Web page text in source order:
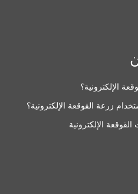
زرعة القوقعة الإلكترونية؟
الإلكترونية